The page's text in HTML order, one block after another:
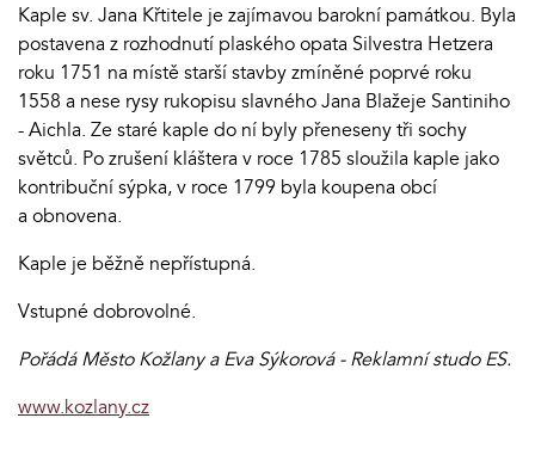
Kaple sv. Jana Křtitele je zajímavou barokní památkou. Byla
postavena z rozhodnutí plaského opata Silvestra Hetzera
roku 1751 na místě starší stavby zmíněné poprvé roku
1558 a nese rysy rukopisu slavného Jana Blažeje Santiniho
- Aichla. Ze staré kaple do ní byly přeneseny tři sochy
světců. Po zrušení kláštera v roce 1785 sloužila kaple jako
kontribuční sýpka, v roce 1799 byla koupena obcí
a obnovena.
Kaple je běžně nepřístupná.
Vstupné dobrovolné.
Pořádá Město Kožlany a Eva Sýkorová - Reklamní studo ES.
www.kozlany.cz